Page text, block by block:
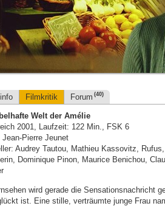
Filmkritik Forum (40)
Welt der Amélie
2001, Laufzeit: 122 Min., FSK 6
Jean-Pierre Jeunet
Audrey Tautou, Mathieu Kassovitz,
Dominique Pinon, Maurice Benichou,
wird gerade die Sensationsnachricht
ist. Eine stille, verträumte junge Frau